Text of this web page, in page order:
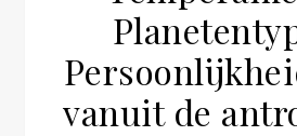
vanuit de